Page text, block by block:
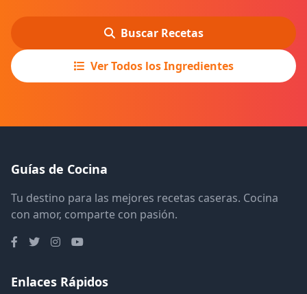
Buscar Recetas
Ver Todos los Ingredientes
Guías de Cocina
Tu destino para las mejores recetas caseras. Cocina
con amor, comparte con pasión.
Enlaces Rápidos